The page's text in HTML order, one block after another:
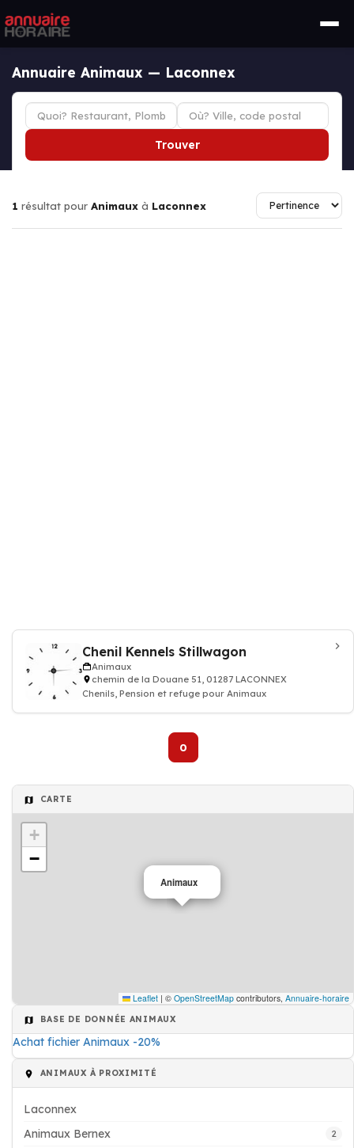
Annuaire Animaux — Laconnex
Trouver
1 résultat pour Animaux à Laconnex
Chenil Kennels Stillwagon
Animaux
chemin de la Douane 51, 01287 LACONNEX
Chenils, Pension et refuge pour Animaux
0
CARTE
Animaux
+
−
Leaflet | © OpenStreetMap contributors, Annuaire-horaire
BASE DE DONNÉE ANIMAUX
Achat fichier Animaux -20%
ANIMAUX À PROXIMITÉ
Laconnex
Animaux Bernex
2